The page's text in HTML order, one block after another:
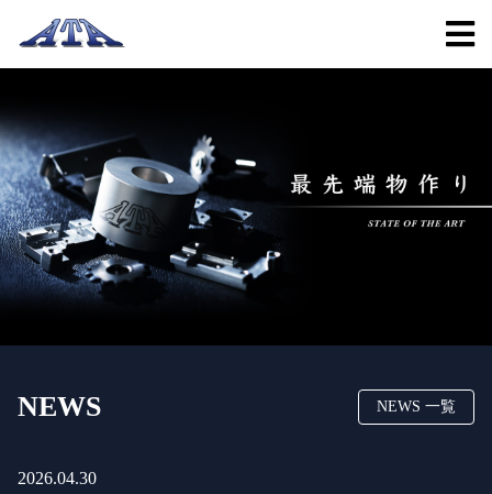
NEWS NEWS 一覧
2026.04.30